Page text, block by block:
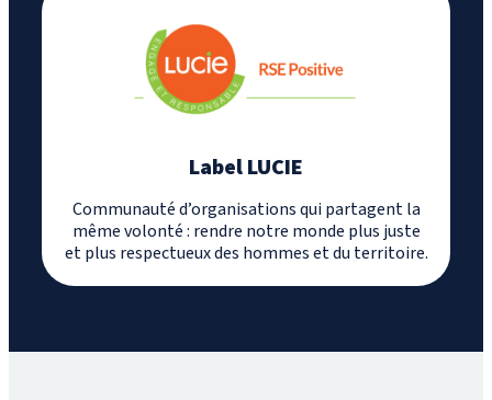
Label LUCIE
Communauté d’organisations qui partagent la
même volonté : rendre notre monde plus juste
et plus respectueux des hommes et du territoire.